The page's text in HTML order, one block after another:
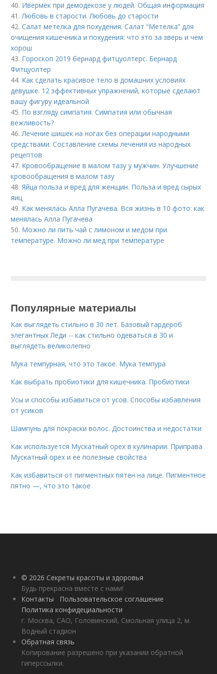
40. Ивермек при демодекозе у людей. Общая информация
41.Любовь в старости. Любовь до старости
42.Салат метелка для похудения. Салат “Метелка” для
очищения кишечника и похудения: что это за зверь и чем
хорош
43. Гороскоп 2019 бернард фитцуолтерс. Бернард
Фитцуолтер
44. Как сделать красивое тело в домашних условиях
девушке. 12 эффективных упражнений, которые сделают
вашу фигуру идеальной
45. По взгляду симпатия. Симпатия или обычная
вежливость?
46.Лечение шишек на ногах без операции народными
средствами. Составление схемы лечения из народных
рецептов
47. Кровообращение в малом тазу у мужчин. Улучшение
кровообращения в малом тазу
48.Яйца польза и вред для женщин. Польза и вред сырых
яиц
49. Как менялась Алла Пугачева. Вся жизнь в 10 фото: как
менялась Алла Пугачева
50. Можно ли пить чай с лимоном и медом при
температуре. Можно ли мед при температуре
Популярные материалы
Как выглядеть стильно в 30 лет. Базовый гардероб
элегантных Леди -- как стильно одеваться в 30 и
выглядеть великолепно
Мука темпурная, что это такое. Мука темпура
Как выбрать пробиотики для кишечника. Пробиотики
Усы и способы избавиться от усов. Способы избавления
от усиков
Шампунь для покраски волос. Достоинства и недостатки
Как используется Мускатный орех в кулинарии. Приправа
Мускатный орех и ее полезные свойства
Как избавиться от пигментных пятен на лице. Пигментное
пятно —, что это такое
© 2026 Секреты красоты и здоровья
Будь прекрасна вместе с нами!
Контакты
Пользовательское соглашение
Политика конфидециальности
г. Москва, САО, Головинский, Смольная улица 2, м.
Водный стадион
Обратная связь
Копирование разрешено при указании обратной
гиперссылки.